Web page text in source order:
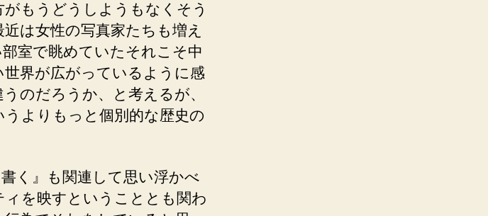
もうどうしようもなくそう
は女性の写真家たちも増え
室で眺めていたそれこそ中
界が広がっているように感
のだろうか、と考えるが、
よりもっと個別的な歴史の
く』も関連して思い浮かべ
を映すということとも関わ